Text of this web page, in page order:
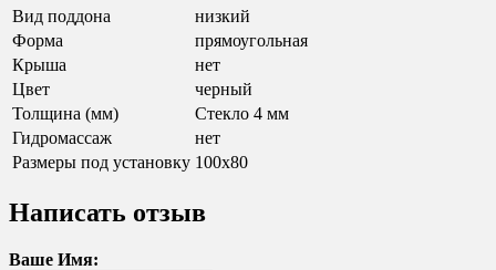
Вид поддона
низкий
Форма
прямоугольная
Крыша
нет
Цвет
черный
Толщина (мм)
Стекло 4 мм
Гидромассаж
нет
Размеры под установку 100х80
Написать отзыв
Ваше Имя: